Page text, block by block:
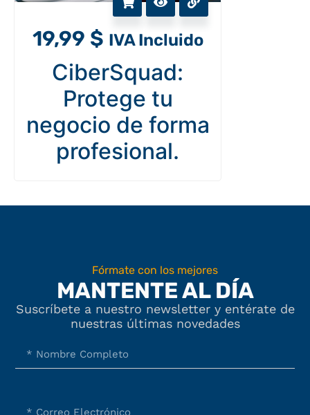
19,99 $ IVA Incluido
CiberSquad:
Protege tu
negocio de forma
profesional.
Fórmate con los mejores
MANTENTE AL DÍA
Suscríbete a nuestro newsletter y entérate de
nuestras últimas novedades